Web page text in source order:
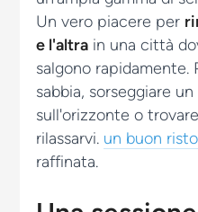
Un vero piacere per
e l'altra in una città
salgono rapidamente.
sabbia, sorseggiare
sull'orizzonte o
rilassarvi. un buon
raffinata.